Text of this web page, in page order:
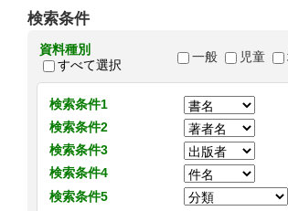
検索条件
資料種別
すべて選択
一般 児童
検索条件1
検索条件2
検索条件3
検索条件4
検索条件5